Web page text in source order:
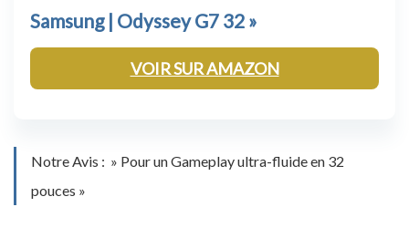
Samsung | Odyssey G7 32 »
VOIR SUR AMAZON
Notre Avis : » Pour un Gameplay ultra-fluide en 32
pouces »